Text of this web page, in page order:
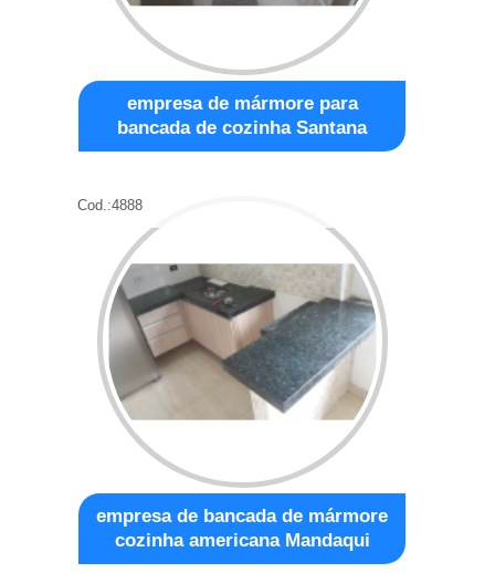
empresa de mármore para
bancada de cozinha Santana
Cod.:4888
empresa de bancada de mármore
cozinha americana Mandaqui